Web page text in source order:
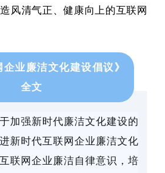
风清气正、健康向上的互联网
企业廉洁文化建设倡议》
全文
加强新时代廉洁文化建设的
新时代互联网企业廉洁文化
联网企业廉洁自律意识，培